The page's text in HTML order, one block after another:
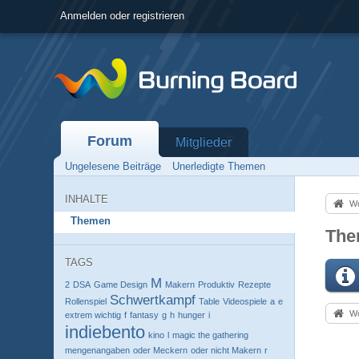
Anmelden oder registrieren
Forum Mitglieder
Ungelesene Beiträge Unerledigte Themen
INHALTE
Themen
TAGS
2 DSA Game Design M Makern Produktiv Rezepte
Rollenspiel Schwertkampf Table Videospiele a e
extrem wichtig f fantasy g h hunger i
indiebento kino l magic the gathering
mengenangaben oder Meckern oder nicht Makern r